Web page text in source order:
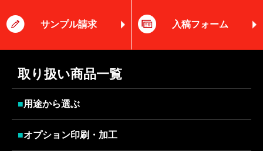
サンプル請求 入稿フォーム
取り扱い商品一覧
■用途から選ぶ
■オプション印刷・加工